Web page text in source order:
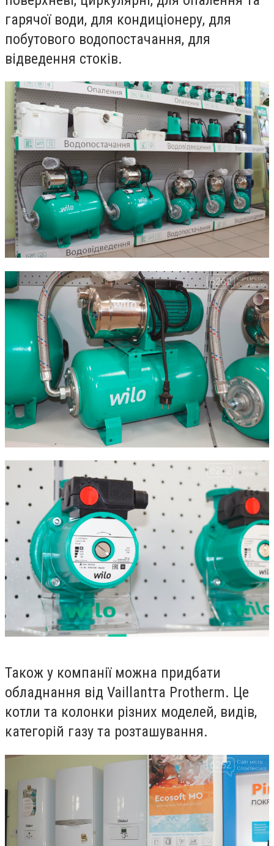
гарячої води, для кондиціонеру, для
побутового водопостачання, для
відведення стоків.
Також у компанії можна придбати
обладнання від Vaillantта Protherm. Це
котли та колонки різних моделей, видів,
категорій газу та розташування.